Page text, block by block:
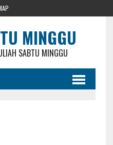
MINGGU
SABTU MINGGU